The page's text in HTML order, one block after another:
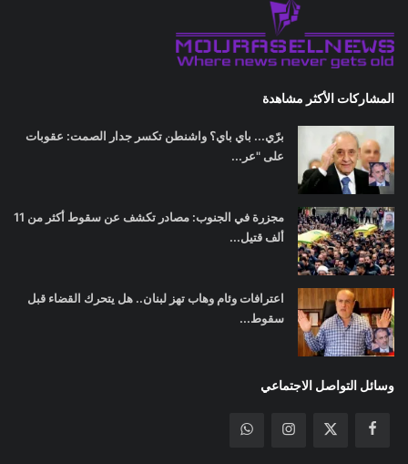
المشاركات الأكثر مشاهدة
برّي... باي باي؟ واشنطن تكسر جدار الصمت: عقوبات
على "عر...
مجزرة في الجنوب: مصادر تكشف عن سقوط أكثر من 11
ألف قتيل...
اعترافات وئام وهاب تهز لبنان.. هل يتحرك القضاء قبل
سقوط...
وسائل التواصل الاجتماعي